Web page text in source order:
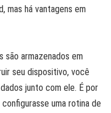
mas há vantagens em
são armazenados em
seu dispositivo, você
junto com ele. É por
uma rotina de